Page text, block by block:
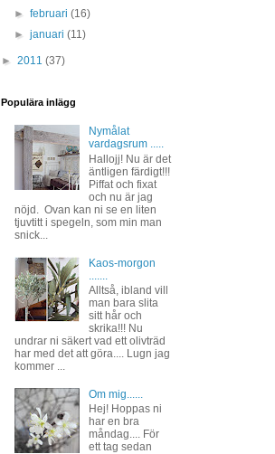
►februari(16)
►januari(11)
► 2011 (37)
Populära inlägg
Nymålat
vardagsrum .....
Hallojj! Nu är det
äntligen färdigt!!!
Piffat och fixat
och nu är jag
nöjd. Ovan kan ni se en liten
tjuvtitt i spegeln, som min man
snick...
Kaos-morgon
Alltså, ibland vill
man bara slita
sitt hår och
skrika!!! Nu
undrar ni säkert vad ett olivträd
har med det att göra.... Lugn jag
kommer ...
Om mig......
Hej! Hoppas ni
har en bra
måndag.... För
ett tag sedan